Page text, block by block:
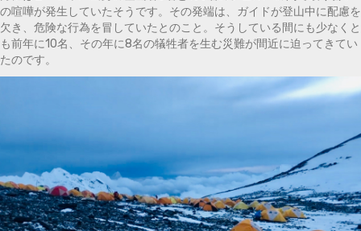
の喧嘩が発生していたそうです。その発端は、ガイドが登山中に配慮を
欠き、危険な行為を冒していたとのこと。そうしている間にも少なくと
も前年に10名、その年に8名の犠牲者を生む災難が間近に迫ってきてい
たのです。